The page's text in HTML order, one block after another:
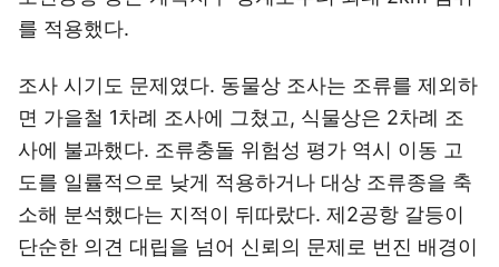
를 적용했다.
조사 시기도 문제였다. 동물상 조사는 조류를 제외하
면 가을철 1차례 조사에 그쳤고, 식물상은 2차례 조
사에 불과했다. 조류충돌 위험성 평가 역시 이동 고
도를 일률적으로 낮게 적용하거나 대상 조류종을 축
소해 분석했다는 지적이 뒤따랐다. 제2공항 갈등이
단순한 의견 대립을 넘어 신뢰의 문제로 번진 배경이